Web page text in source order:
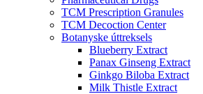
TCM Prescription Granules
TCM Decoction Center
Botanyske úttreksels
Blueberry Extract
Panax Ginseng Extract
Ginkgo Biloba Extract
Milk Thistle Extract